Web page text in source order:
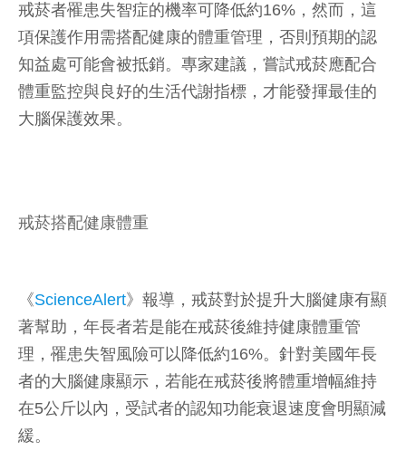
戒菸者罹患失智症的機率可降低約16%，然而，這
項保護作用需搭配健康的體重管理，否則預期的認
知益處可能會被抵銷。專家建議，嘗試戒菸應配合
體重監控與良好的生活代謝指標，才能發揮最佳的
大腦保護效果。
戒菸搭配健康體重
《ScienceAlert》報導，戒菸對於提升大腦健康有顯
著幫助，年長者若是能在戒菸後維持健康體重管
理，罹患失智風險可以降低約16%。針對美國年長
者的大腦健康顯示，若能在戒菸後將體重增幅維持
在5公斤以內，受試者的認知功能衰退速度會明顯減
緩。